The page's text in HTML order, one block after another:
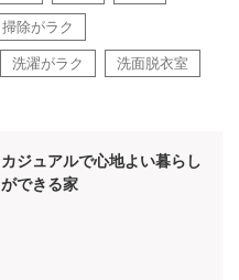
掃除がラク
洗濯がラク 洗面脱衣室
カジュアルで心地よい暮らし
ができる家